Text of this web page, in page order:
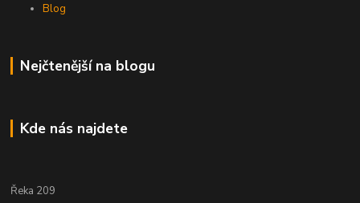
Blog
Nejčtenější na blogu
Kde nás najdete
Řeka 209